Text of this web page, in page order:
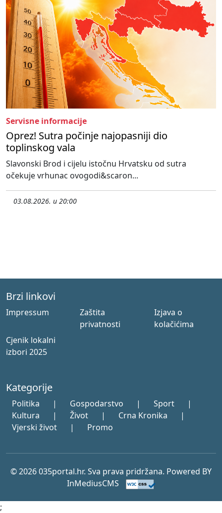
Servisne informacije
Oprez! Sutra počinje najopasniji dio
toplinskog vala
Slavonski Brod i cijelu istočnu Hrvatsku od sutra
očekuje vrhunac ovogodi&scaron...
03.08.2026. u 20:00
Brzi linkovi
Impressum
Zaštita
privatnosti
Izjava o
kolačićima
Cjenik lokalni
izbori 2025
Kategorije
Politika | Gospodarstvo | Sport
|
Kultura
| Život | Crna Kronika
|
Vjerski život
| Promo
© 2026 035portal.hr. Sva prava pridržana. Powered BY
InMediusCMS
;